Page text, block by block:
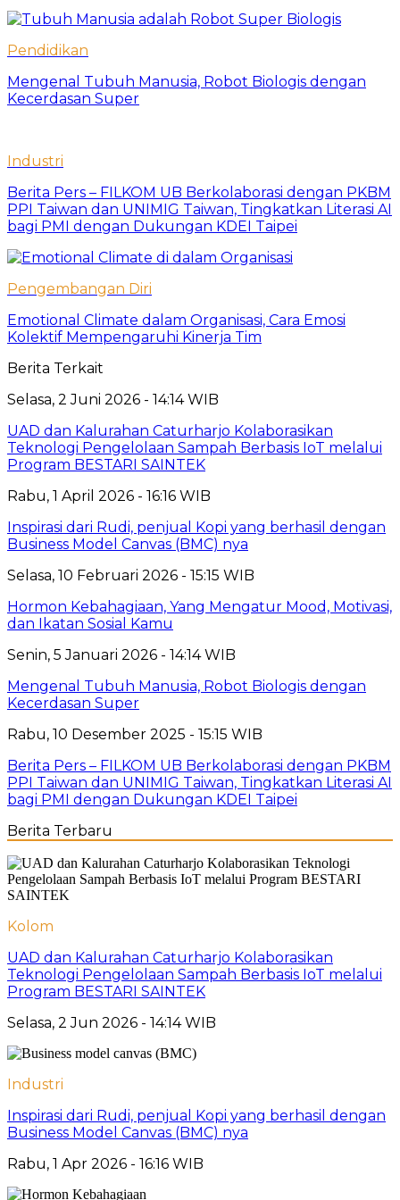
Pendidikan
Mengenal Tubuh Manusia, Robot Biologis dengan
Kecerdasan Super
Industri
Berita Pers – FILKOM UB Berkolaborasi dengan PKBM
PPI Taiwan dan UNIMIG Taiwan, Tingkatkan Literasi AI
bagi PMI dengan Dukungan KDEI Taipei
Pengembangan Diri
Emotional Climate dalam Organisasi, Cara Emosi
Kolektif Mempengaruhi Kinerja Tim
Berita Terkait
Selasa, 2 Juni 2026 - 14:14 WIB
UAD dan Kalurahan Caturharjo Kolaborasikan
Teknologi Pengelolaan Sampah Berbasis IoT melalui
Program BESTARI SAINTEK
Rabu, 1 April 2026 - 16:16 WIB
Inspirasi dari Rudi, penjual Kopi yang berhasil dengan
Business Model Canvas (BMC) nya
Selasa, 10 Februari 2026 - 15:15 WIB
Hormon Kebahagiaan, Yang Mengatur Mood, Motivasi,
dan Ikatan Sosial Kamu
Senin, 5 Januari 2026 - 14:14 WIB
Mengenal Tubuh Manusia, Robot Biologis dengan
Kecerdasan Super
Rabu, 10 Desember 2025 - 15:15 WIB
Berita Pers – FILKOM UB Berkolaborasi dengan PKBM
PPI Taiwan dan UNIMIG Taiwan, Tingkatkan Literasi AI
bagi PMI dengan Dukungan KDEI Taipei
Berita Terbaru
Kolom
UAD dan Kalurahan Caturharjo Kolaborasikan
Teknologi Pengelolaan Sampah Berbasis IoT melalui
Program BESTARI SAINTEK
Selasa, 2 Jun 2026 - 14:14 WIB
Industri
Inspirasi dari Rudi, penjual Kopi yang berhasil dengan
Business Model Canvas (BMC) nya
Rabu, 1 Apr 2026 - 16:16 WIB